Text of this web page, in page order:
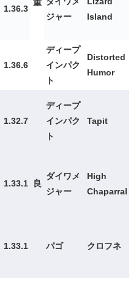
重
1.36.3
ジャー
Island
1.36.6
ディープ
インパク
ト
Distorted
Humor
1.32.7
良
ディープ
インパク
ト
Tapit
1.33.1
ダイワメ
ジャー
High
Chaparral
1.33.1 パゴ クロフネ